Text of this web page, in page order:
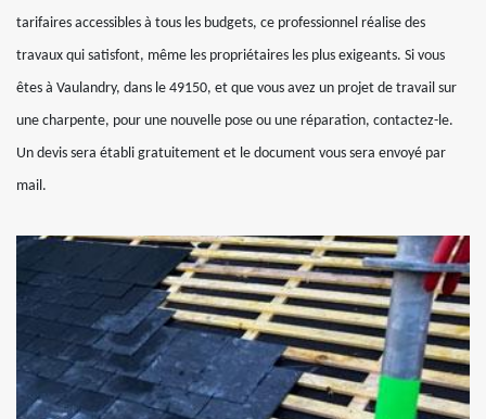
tarifaires accessibles à tous les budgets, ce professionnel réalise des
travaux qui satisfont, même les propriétaires les plus exigeants. Si vous
êtes à Vaulandry, dans le 49150, et que vous avez un projet de travail sur
une charpente, pour une nouvelle pose ou une réparation, contactez-le.
Un devis sera établi gratuitement et le document vous sera envoyé par
mail.